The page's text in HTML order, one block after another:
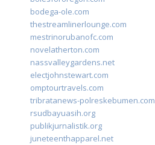
bodega-ole.com
thestreamlinerlounge.com
mestrinorubanofc.com
novelatherton.com
nassvalleygardens.net
electjohnstewart.com
omptourtravels.com
tribratanews-polreskebumen.com
rsudbayuasih.org
publikjurnalistik.org
juneteenthapparel.net